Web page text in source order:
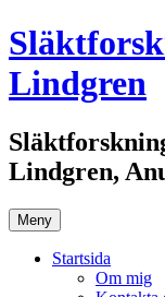
Hoppa
till
innehåll
Lindgren
Lindgren,
Meny
Startsida
Om mig